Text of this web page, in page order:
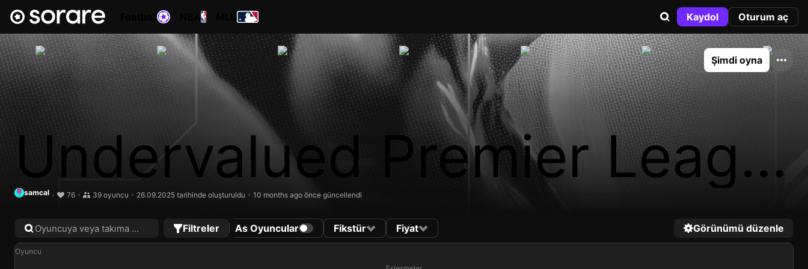
Kaydol Oturum aç
Şimdi oyna
Undervalued Premier Leagu
e
samcal • 76 • 39 oyuncu • 26.09.2025 tarihinde oluşturuldu • 10 months ago önce güncellendi
Filtreler As Oyuncular Fikstür Fiyat Görünümü düzenle
Oyuncu